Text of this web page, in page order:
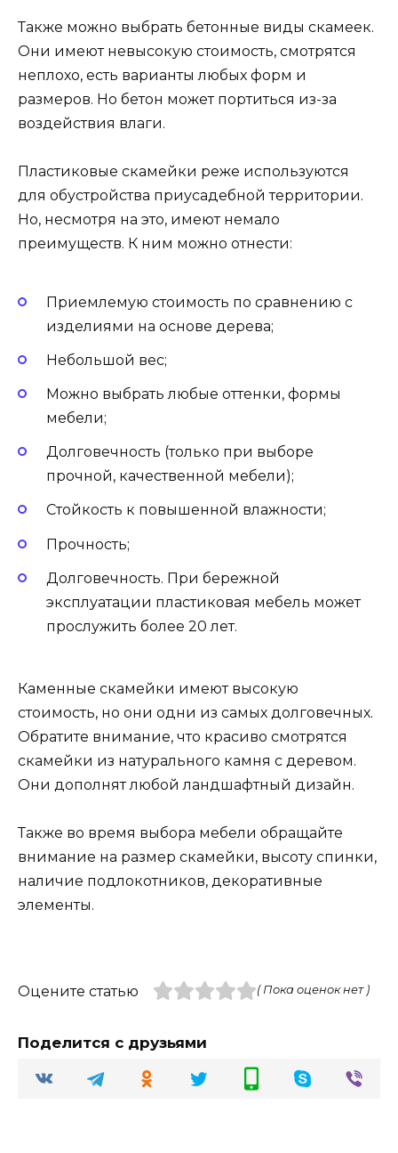
Также можно выбрать бетонные виды скамеек.
Они имеют невысокую стоимость, смотрятся
неплохо, есть варианты любых форм и
размеров. Но бетон может портиться из-за
воздействия влаги.
Пластиковые скамейки реже используются
для обустройства приусадебной территории.
Но, несмотря на это, имеют немало
преимуществ. К ним можно отнести:
Приемлемую стоимость по сравнению с
изделиями на основе дерева;
Небольшой вес;
Можно выбрать любые оттенки, формы
мебели;
Долговечность (только при выборе
прочной, качественной мебели);
Стойкость к повышенной влажности;
Прочность;
Долговечность. При бережной
эксплуатации пластиковая мебель может
прослужить более 20 лет.
Каменные скамейки имеют высокую
стоимость, но они одни из самых долговечных.
Обратите внимание, что красиво смотрятся
скамейки из натурального камня с деревом.
Они дополнят любой ландшафтный дизайн.
Также во время выбора мебели обращайте
внимание на размер скамейки, высоту спинки,
наличие подлокотников, декоративные
элементы.
Оцените статью ( Пока оценок нет )
Поделится с друзьями